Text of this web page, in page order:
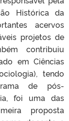
Histórica da
acervos
projetos de
contribuiu
em Ciências
tendo
de pós-
foi uma das
proposta